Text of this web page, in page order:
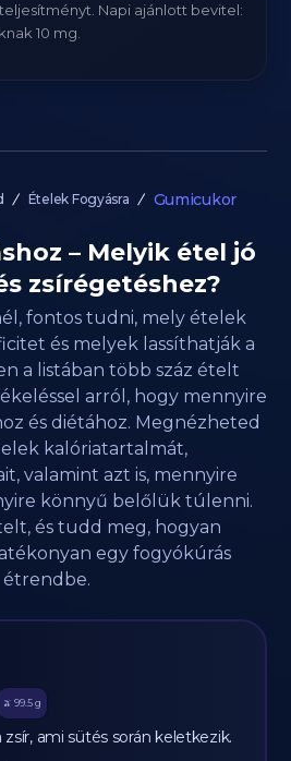
Napi ajánlott bevitel:
10 mg.
Ételek Fogyásra Gumicukor
– Melyik étel jó
zsírégetéshez?
fontos tudni, mely ételek
és melyek lassíthatják a
a listában több száz ételt
arról, hogy mennyire
és diétához. Megnézheted
kalóriatartalmát,
valamint azt is, mennyire
könnyű belőlük túlenni.
és tudd meg, hogyan
egy fogyókúrás
étrendbe.
🫒 99.5 g
ami sütés során keletkezik.